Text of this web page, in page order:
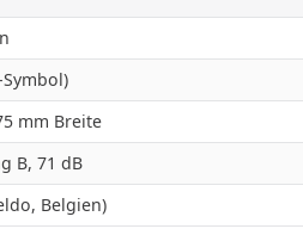
mm Breite
B, 71 dB
Belgien)